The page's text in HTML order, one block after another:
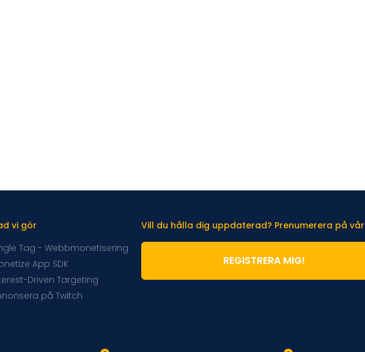
vi gör
Tag - Webbmonetisering
App SDK
Driven Targeting
på Twitch
Vill du hålla dig uppdaterad? Prenumerera på
REGISTRERA MIG!